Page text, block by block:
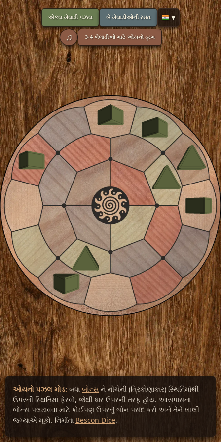
એકલ ખેલાડી પઝલ બે ખેલાડીઓની રમત 🇮🇳
♫ 3-4 ખેલાડીઓ માટે ઓયનો ડ્રમ
ઓયનો પઝલ મોડ: બધા બોન્સ ને નીચેની (ત્રિકોણાકાર) સ્થિતિમાંથી
ઉપરની સ્થિતિમાં ફેરવો, જેથી ધાર ઉપરની તરફ હોય. આસપાસના
બોન્સ પલટાવવા માટે કોઈપણ ઉપરનું બોન પસંદ કરો અને તેને ખાલી
જગ્યાએ મૂકો. નિર્માતા Bescon Dice.